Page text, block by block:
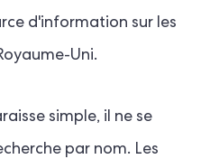
d'information sur les
Uni.
simple, il ne se
par nom. Les